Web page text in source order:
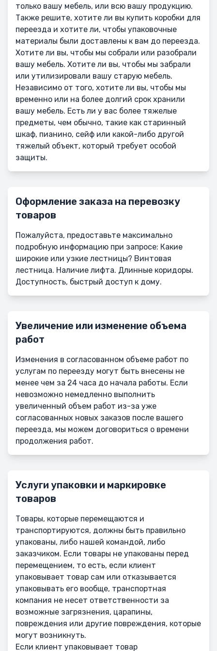
только вашу мебель, или всю вашу продукцию.
Также решите, хотите ли вы купить коробки для
переезда и хотите ли, чтобы упаковочные
материалы были доставлены к вам до переезда.
Хотите ли вы, чтобы мы собрали или разобрали
вашу мебель. Хотите ли вы, чтобы мы забрали
или утилизировали вашу старую мебель.
Независимо от того, хотите ли вы, чтобы мы
временно или на более долгий срок хранили
вашу мебель. Есть ли у вас более тяжелые
предметы, чем обычно, такие как старинный
шкаф, пианино, сейф или какой-либо другой
тяжелый объект, который требует особой
защиты.
Оформление заказа на перевозку
товаров
Пожалуйста, предоставьте максимально
подробную информацию при запросе: Какие
широкие или узкие лестницы? Винтовая
лестница. Наличие лифта. Длинные коридоры.
Доступность, быстрый доступ к дому.
Увеличение или изменение объема
работ
Изменения в согласованном объеме работ по
услугам по переезду могут быть внесены не
менее чем за 24 часа до начала работы. Если
невозможно немедленно выполнить
увеличенный объем работ из-за уже
согласованных новых заказов после вашего
переезда, мы можем договориться о времени
продолжения работ.
Услуги упаковки и маркировке
товаров
Товары, которые перемещаются и
транспортируются, должны быть правильно
упакованы, либо нашей командой, либо
заказчиком. Если товары не упакованы перед
перемещением, то есть, если клиент
упаковывает товар сам или отказывается
упаковывать его вообще, транспортная
компания не несет ответственности за
возможные загрязнения, царапины,
повреждения или другие повреждения, которые
могут возникнуть.
Если клиент упаковывает товар